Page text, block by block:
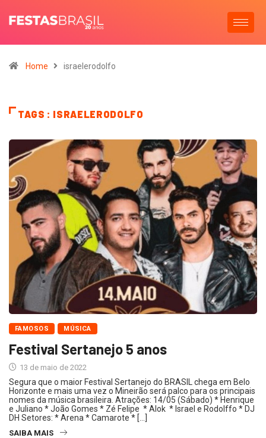
Home israelerodolfo
TAGS : ISRAELERODOLFO
FAMOSOS MÚSICA
Festival Sertanejo 5 anos
13 de maio de 2022
Segura que o maior Festival Sertanejo do BRASIL chega em Belo
Horizonte e mais uma vez o Mineirão será palco para os principais
nomes da música brasileira. Atrações: 14/05 (Sábado) * Henrique
e Juliano * João Gomes * Zé Felipe * Alok * Israel e Rodolffo * DJ
DH Setores: * Arena * Camarote * […]
SAIBA MAIS